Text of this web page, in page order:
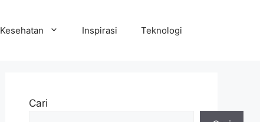
Kesehatan Inspirasi Teknologi
Cari